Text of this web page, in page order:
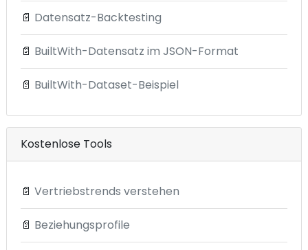
📄 Datensatz-Backtesting
📄 BuiltWith-Datensatz im JSON-Format
📄 BuiltWith-Dataset-Beispiel
Kostenlose Tools
📄 Vertriebstrends verstehen
📄 Beziehungsprofile